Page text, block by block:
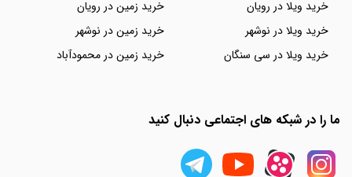
خرید ویلا در رویان
خرید ویلا در نوشهر
خرید ویلا در سی سنگان
خرید زمین در رویان
خرید زمین در نوشهر
خرید زمین در محمودآباد
ما را در شبکه های اجتماعی دنبال کنید